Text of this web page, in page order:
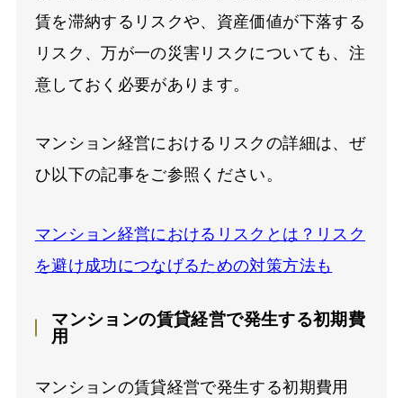
賃を滞納するリスクや、資産価値が下落する
リスク、万が一の災害リスクについても、注
意しておく必要があります。
マンション経営におけるリスクの詳細は、ぜ
ひ以下の記事をご参照ください。
マンション経営におけるリスクとは？リスク
を避け成功につなげるための対策方法も
マンションの賃貸経営で発生する初期費
用
マンションの賃貸経営で発生する初期費用